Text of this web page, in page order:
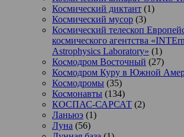
Космический диктант (1)
Космический мусор (3)
Космический телескоп
космического агентства
Astrophysics Laboratory» (1)
Космодром Восточный (27)
Космодром Куру в Южной
Космодромы (35)
Космонавты (134)
КОСПАС-САРСАТ (2)
Ланьюэ (1)
Луна (56)